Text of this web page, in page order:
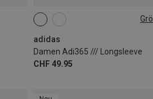
adidas
Damen Adi365 /// Longsleeve
CHF 49.95
S M